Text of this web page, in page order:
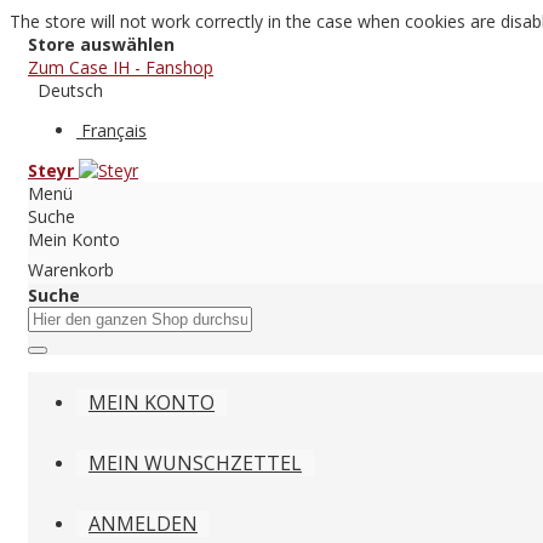
The store will not work correctly in the case when cookies are
Store auswählen
Zum Case IH - Fanshop
Deutsch
Français
Steyr
Menü
Suche
Mein Konto
Warenkorb
Suche
MEIN KONTO
MEIN WUNSCHZETTEL
ANMELDEN